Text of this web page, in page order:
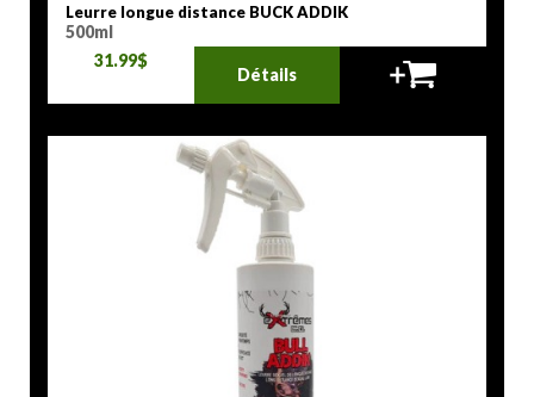
Leurre longue distance BUCK ADDIK
500ml
31.99$
Détails